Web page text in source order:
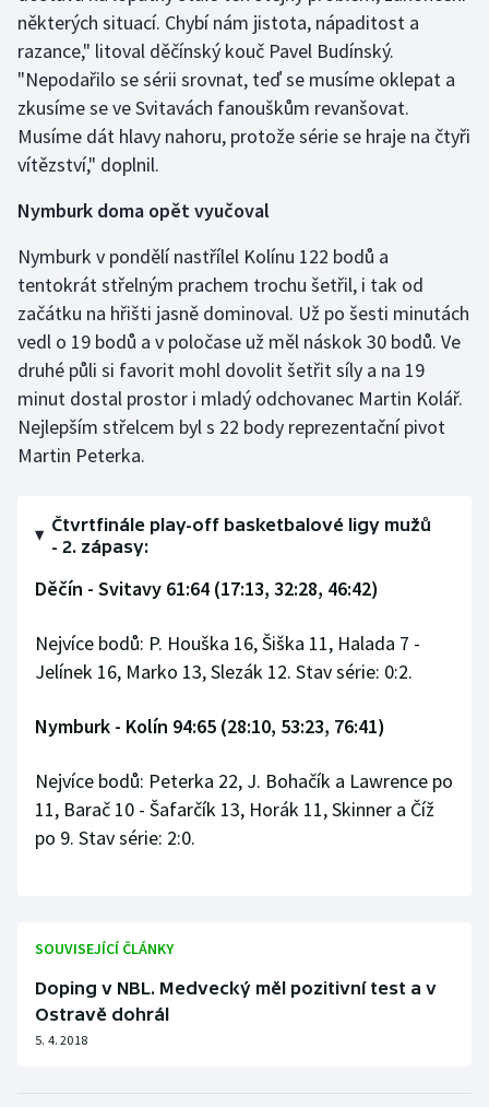
Stolní tenis
Triatlon
Veslování
Vodní slalom
Ostatní
některých situací. Chybí nám jistota, nápaditost a
razance," litoval děčínský kouč Pavel Budínský.
"Nepodařilo se sérii srovnat, teď se musíme oklepat a
zkusíme se ve Svitavách fanouškům revanšovat.
Musíme dát hlavy nahoru, protože série se hraje na čtyři
vítězství," doplnil.
Nymburk doma opět vyučoval
Nymburk v pondělí nastřílel Kolínu 122 bodů a
tentokrát střelným prachem trochu šetřil, i tak od
začátku na hřišti jasně dominoval. Už po šesti minutách
vedl o 19 bodů a v poločase už měl náskok 30 bodů. Ve
druhé půli si favorit mohl dovolit šetřit síly a na 19
minut dostal prostor i mladý odchovanec Martin Kolář.
Nejlepším střelcem byl s 22 body reprezentační pivot
Martin Peterka.
Čtvrtfinále play-off basketbalové ligy mužů
- 2. zápasy:
Děčín - Svitavy 61:64 (17:13, 32:28, 46:42)
Nejvíce bodů: P. Houška 16, Šiška 11, Halada 7 -
Jelínek 16, Marko 13, Slezák 12. Stav série: 0:2.
Nymburk - Kolín 94:65 (28:10, 53:23, 76:41)
Nejvíce bodů: Peterka 22, J. Bohačík a Lawrence po
11, Barač 10 - Šafarčík 13, Horák 11, Skinner a Číž
po 9. Stav série: 2:0.
SOUVISEJÍCÍ ČLÁNKY
Doping v NBL. Medvecký měl pozitivní test a v
Ostravě dohrál
5. 4. 2018